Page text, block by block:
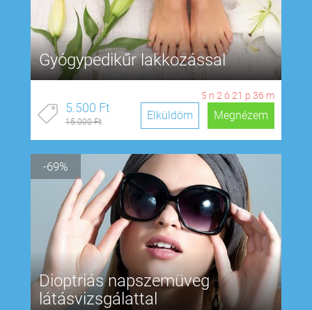
Gyógypedikűr lakkozással
5 n 2 ó 21 p 35 m
5.500 Ft
15.000 Ft Megnézem
Elküldöm
-69%
Dioptriás napszemüveg
látásvizsgálattal